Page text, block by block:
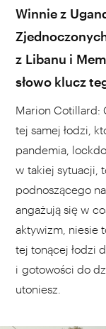
Winnie z
z Libanu i
słowo klucz
Marion Cotillard:
tej samej łodzi,
pandemia,
w takiej sytuacji,
podnoszącego
angażują się w
aktywizm, niesie
tej tonącej łodzi
i gotowości do
utoniesz.